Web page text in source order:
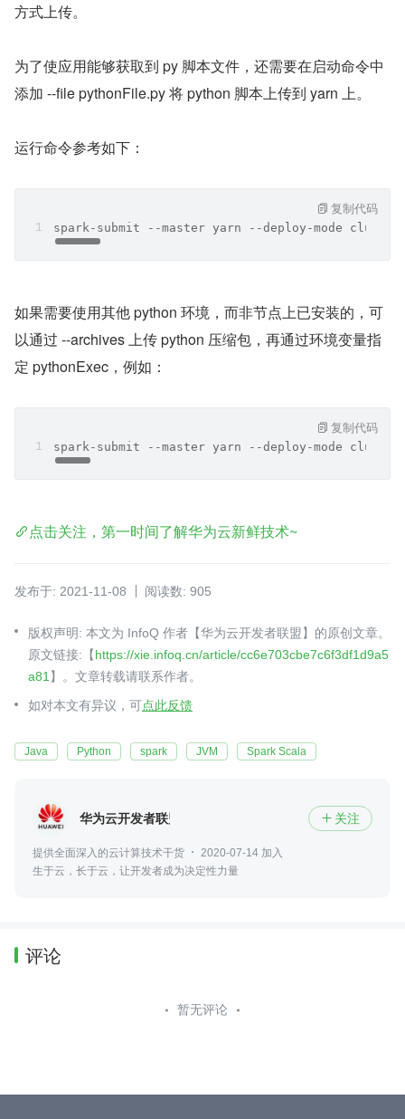
方式上传。
为了使应用能够获取到 py 脚本文件，还需要在启动命令中
添加 --file pythonFile.py 将 python 脚本上传到 yarn 上。
运行命令参考如下：
spark-submit --master yarn --deploy-mode cluster
复制代码
​如果需要使用其他 python 环境，而非节点上已安装的，可
以通过 --archives 上传 python 压缩包，再通过环境变量指
定 pythonExec，例如：
spark-submit --master yarn --deploy-mode cluster
复制代码
点击关注，第一时间了解华为云新鲜技术~
发布于: 2021-11-08 阅读数: 905
版权声明: 本文为 InfoQ 作者【华为云开发者联盟】的原创文章。
原文链接:【https://xie.infoq.cn/article/cc6e703cbe7c6f3df1d9a5
a81 】。文章转载请联系作者。
如对本文有异议，可点此反馈
Java Python spark JVM Spark Scala
华为云开发者联盟  关注
提供全面深入的云计算技术干货
2020-07-14 加入
生于云，长于云，让开发者成为决定性力量
评论
暂无评论